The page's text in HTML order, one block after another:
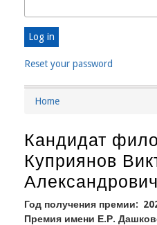
Reset your password
Breadcrumb
Home
Кандидат
Куприянов
Александрович
Год получения премии
Премия имени Е.Р.